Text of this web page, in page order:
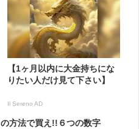
【1ヶ月以内に大金持ちにな
りたい人だけ見て下さい】
Il Sereno AD
方法で買え!!６つの数字